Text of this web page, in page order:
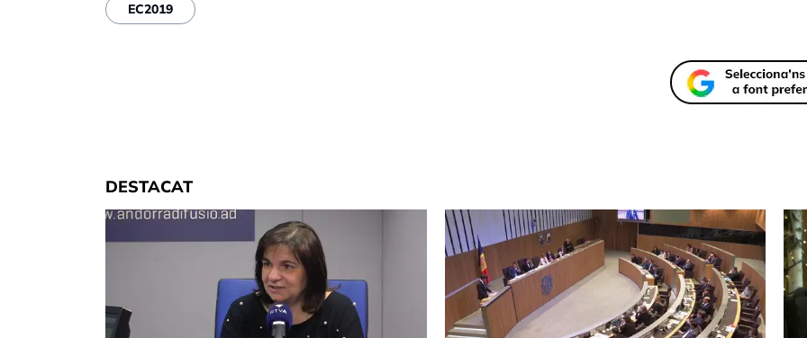
EC2019
DESTACAT